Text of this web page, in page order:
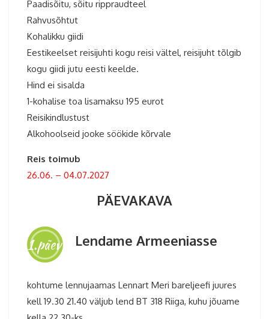
Paadisõitu, sõitu rippraudteel
Rahvusõhtut
Kohalikku giidi
Eestikeelset reisijuhti kogu reisi vältel, reisijuht tõlgib
kogu giidi jutu eesti keelde.
Hind ei sisalda
1-kohalise toa lisamaksu 195 eurot
Reisikindlustust
Alkohoolseid jooke söökide kõrvale
Reis toimub
26.06. – 04.07.2027
PÄEVAKAVA
1.päev Lendame Armeeniasse
kohtume lennujaamas Lennart Meri bareljeefi juures
kell 19.30 21.40 väljub lend BT 318 Riiga, kuhu jõuame